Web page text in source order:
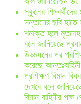
স্কুলের
সন্তানের ছবি
শনাক্ত হলে মৃতদেহ
বলে জানিয়েছে
উড্ডয়নের পর
করেছে
প্রশিক্ষণ বিমান
দেখবে বলে
বিমান বাহিনীর